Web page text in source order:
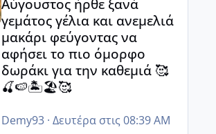
Αύγουστος ήρθε ξανά
γεμάτος γέλια και ανεμελιά
μακάρι φεύγοντας να
αφήσει το πιο όμορφο
δωράκι για την καθεμιά 🥰
🍒🍉🏝️🏖️🥰
Demy93· Δευτέρα στις 08:39 AM